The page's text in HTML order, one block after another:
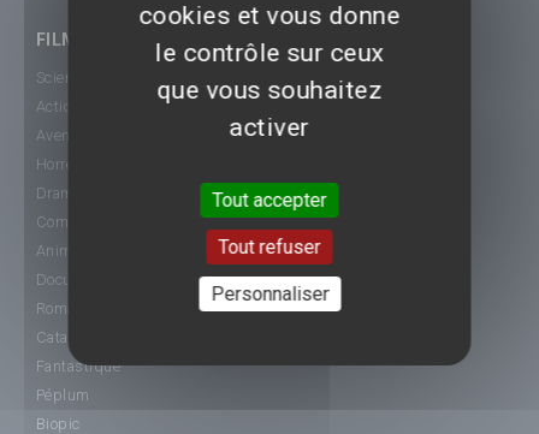
FILMS
Science-Fiction
Action
Aventure
Horreur
Drame
Comédie
Animation
Documentaire
Romance
Catastrophe
Fantastique
Péplum
Biopic
cookies et vous donne
le contrôle sur ceux
que vous souhaitez
activer
Tout accepter
Tout refuser
Personnaliser